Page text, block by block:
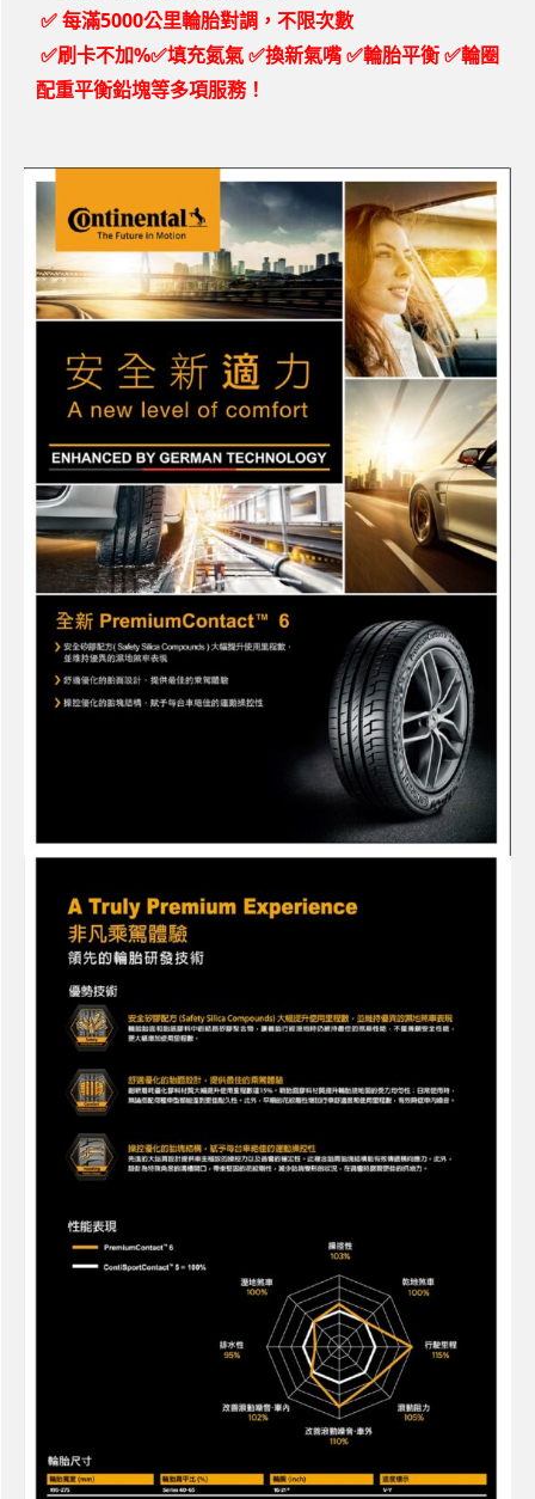
✅每滿5000公里輪胎對調，不限次數
✅刷卡不加%✅填充氮氣 ✅換新氣嘴 ✅輪胎平衡 ✅輪圈
配重平衡鉛塊等多項服務！